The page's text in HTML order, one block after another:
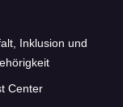
Inklusion und
Center